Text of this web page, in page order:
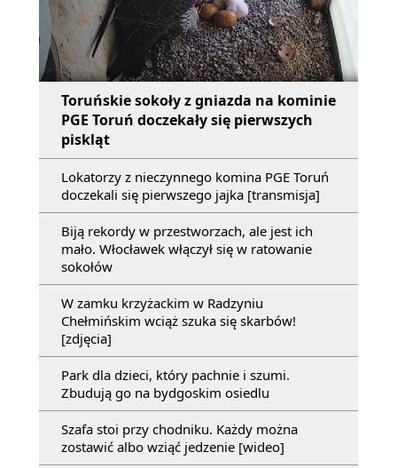
Toruńskie sokoły z gniazda na kominie
PGE Toruń doczekały się pierwszych
piskląt
Lokatorzy z nieczynnego komina PGE Toruń
doczekali się pierwszego jajka [transmisja]
Biją rekordy w przestworzach, ale jest ich
mało. Włocławek włączył się w ratowanie
sokołów
W zamku krzyżackim w Radzyniu
Chełmińskim wciąż szuka się skarbów!
[zdjęcia]
Park dla dzieci, który pachnie i szumi.
Zbudują go na bydgoskim osiedlu
Szafa stoi przy chodniku. Każdy można
zostawić albo wziąć jedzenie [wideo]